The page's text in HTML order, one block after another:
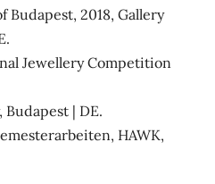
Budapest, 2018, Gallery
Jewellery Competition
Budapest | DE.
HAWK,